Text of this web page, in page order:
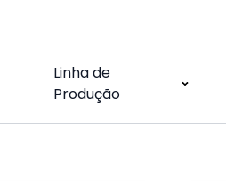
Linha de
Produção